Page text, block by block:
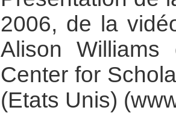
2006, de la
Alison Williams
Center for
(Etats Unis)